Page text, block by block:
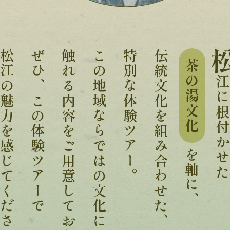
江に
茶の湯文化
を軸に、
伝統文化を組み合わせた、
特別な体験ツアー。
この地域ならではの文化にじっくり
触れる内容をご用意しております。
ぜひ、この体験ツアーで
ください。